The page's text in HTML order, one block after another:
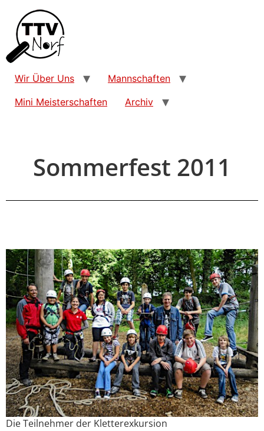
Wir Über Uns
Mannschaften
Mini Meisterschaften
Archiv
Sommerfest 2011
Die Teilnehmer der Kletterexkursion